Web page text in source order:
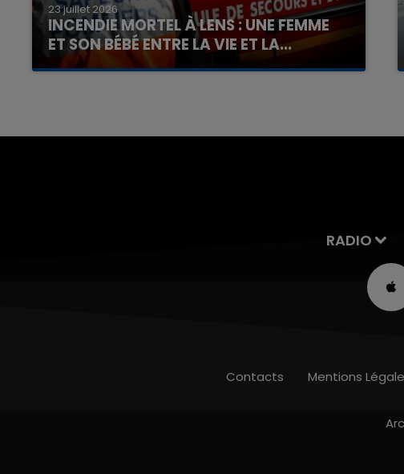
23 juillet 2026
INCENDIE MORTEL À LENS : UNE FEMME
ET SON BÉBÉ ENTRE LA VIE ET LA...
Un homme s'est immolé par le feu après avoir
RADIO
Contacts Mentions